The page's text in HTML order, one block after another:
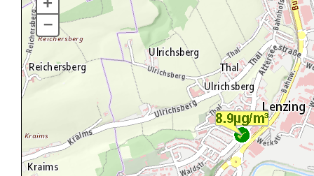
–